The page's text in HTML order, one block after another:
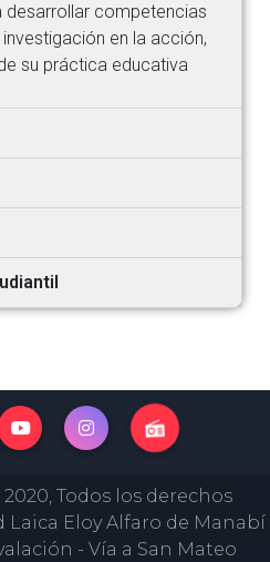
desarrollar competencias
en la acción,
su práctica educativa
Todos los derechos
Laica Eloy Alfaro de Manabí
- Vía a San Mateo